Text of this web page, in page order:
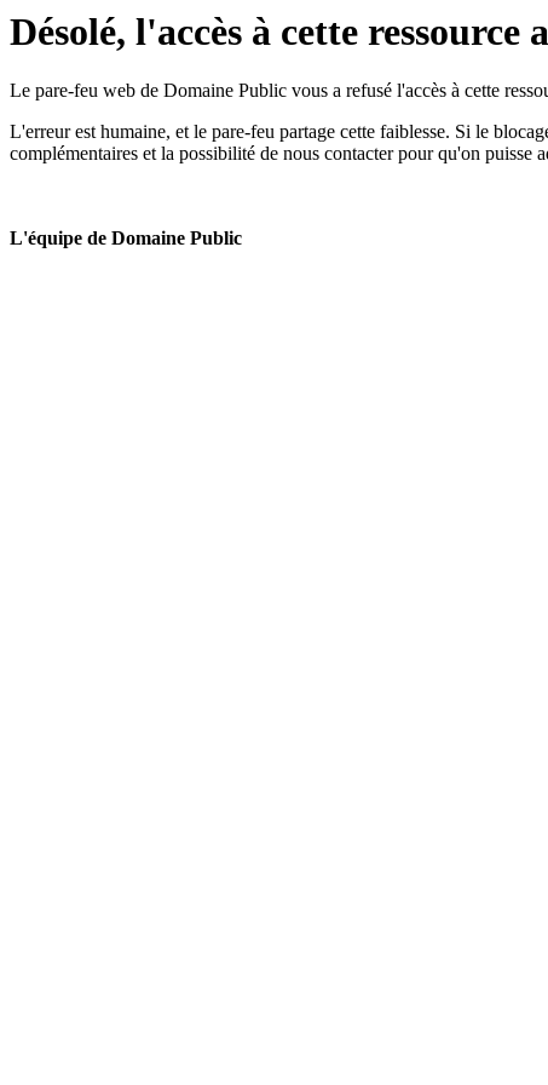
Désolé, l'accès à cette ressource
Le pare-feu web de Domaine Public vous a refusé l'accès à cette
L'erreur est humaine, et le pare-feu partage cette faiblesse. Si le
complémentaires et la possibilité de nous contacter pour qu'on puisse
L'équipe de Domaine Public